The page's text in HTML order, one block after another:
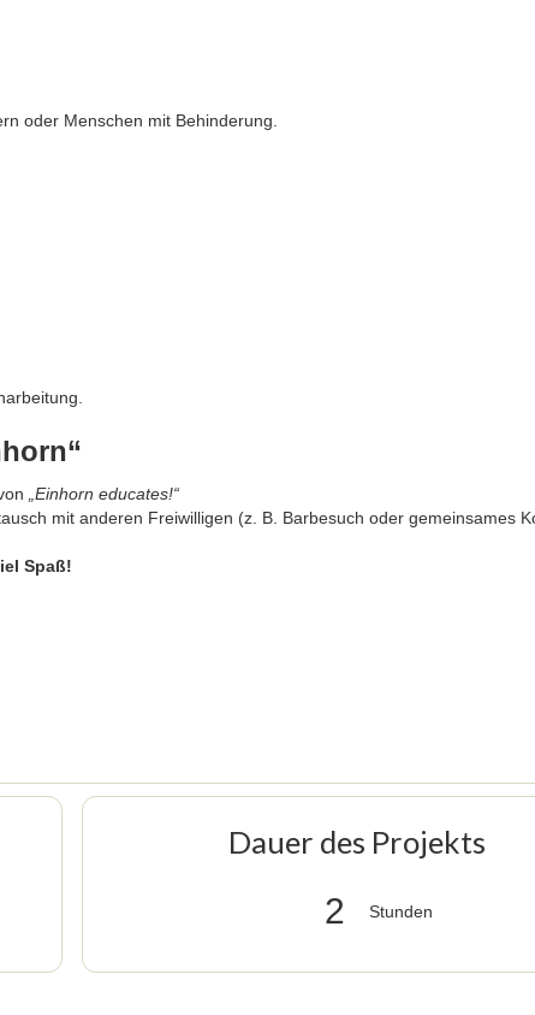
oder Menschen mit Behinderung.
„Einhorn educates!“
mit anderen Freiwilligen (z. B. Barbesuch oder gemeinsames
Spaß!
Dauer des Projekts
2 Stunden